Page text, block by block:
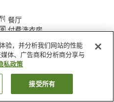
餐厅
付费洗衣房
鹿儿岛日光酒店
房
验，并分析我们网站的性能
体、广告商和分析商分享与
私政策
接受所有